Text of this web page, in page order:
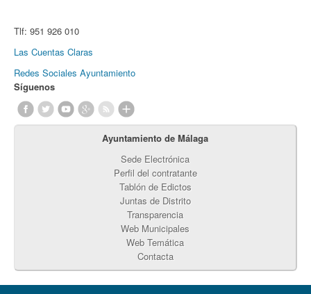
Tlf: 951 926 010
Las Cuentas Claras
Redes Sociales Ayuntamiento
Síguenos
Ayuntamiento de Málaga
Sede Electrónica
Perfil del contratante
Tablón de Edictos
Juntas de Distrito
Transparencia
Web Municipales
Web Temática
Contacta